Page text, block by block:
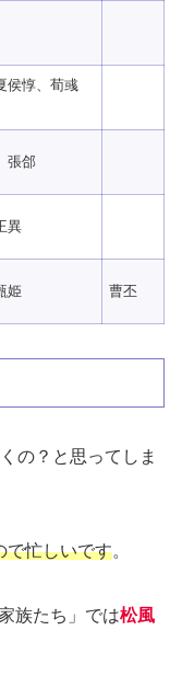
侯惇、荀彧
張郃
異
姫 曹丕
の？と思ってしま
で忙しいです。
族たち」では松風